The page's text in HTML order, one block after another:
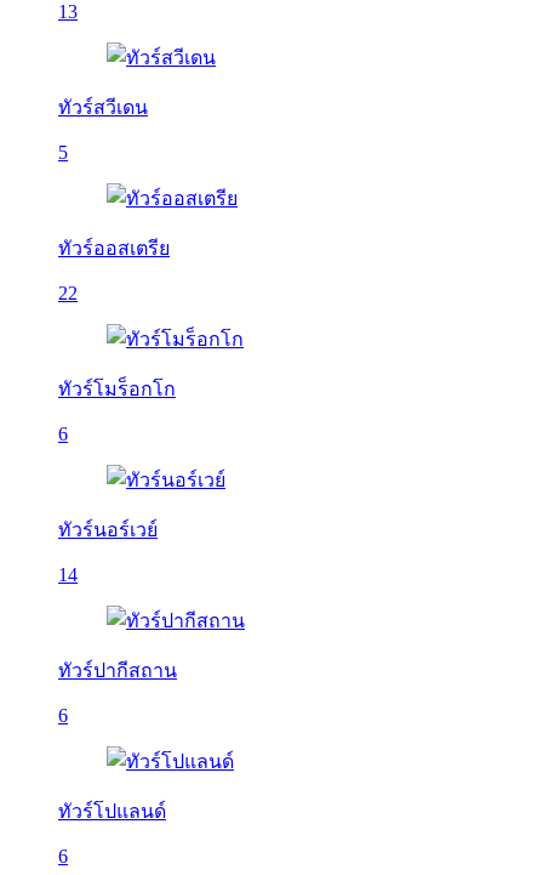
13
ทัวร์สวีเดน
5
ทัวร์ออสเตรีย
22
ทัวร์โมร็อกโก
6
ทัวร์นอร์เวย์
14
ทัวร์ปากีสถาน
6
ทัวร์โปแลนด์
6